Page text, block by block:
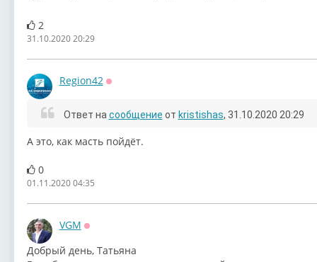
2
31.10.2020 20:29
Region42
Ответ на сообщение от kristishas, 31.10.2020 20:29
А это, как масть пойдёт.
0
01.11.2020 04:35
VGM
Добрый день, Татьяна